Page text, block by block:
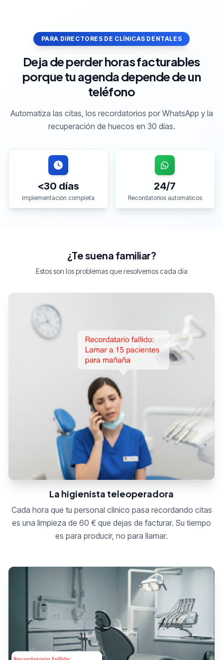
PARA DIRECTORES DE CLÍNICAS DENTALES
Deja de perder horas facturables
porque tu agenda depende de un
teléfono
Automatiza las citas, los recordatorios por WhatsApp y la
recuperación de huecos en 30 días.
<30 días
Implementación completa
24/7
Recordatorios automáticos
¿Te suena familiar?
Estos son los problemas que resolvemos cada día
La higienista teleoperadora
Cada hora que tu personal clínico pasa recordando citas
es una limpieza de 60 € que dejas de facturar. Su tiempo
es para producir, no para llamar.